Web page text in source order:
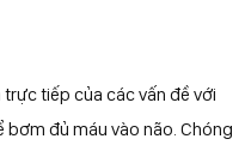
tiếp của các vấn đề với
đủ máu vào não. Chóng